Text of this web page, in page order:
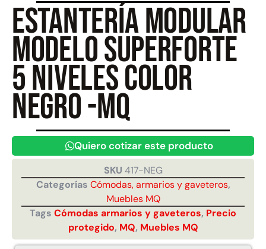
Estantería modular
Modelo Superforte
5 niveles color
negro -MQ
Quiero cotizar este producto
SKU 417-NEG
Categorías Cómodas, armarios y gaveteros,
Muebles MQ
Tags Cómodas armarios y gaveteros, Precio
protegido, MQ, Muebles MQ
Juego Modular 40
QplayGround
4.859.984
Leer más
Juego Modular 25
QplayGround
$9.558.557
$4.790.000
Agregar al carrito